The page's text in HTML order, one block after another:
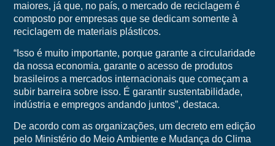
maiores, já que, no país, o mercado de reciclagem é
composto por empresas que se dedicam somente à
reciclagem de materiais plásticos.
“Isso é muito importante, porque garante a circularidade
da nossa economia, garante o acesso de produtos
brasileiros a mercados internacionais que começam a
subir barreira sobre isso. É garantir sustentabilidade,
indústria e empregos andando juntos”, destaca.
De acordo com as organizações, um decreto em edição
pelo Ministério do Meio Ambiente e Mudança do Clima